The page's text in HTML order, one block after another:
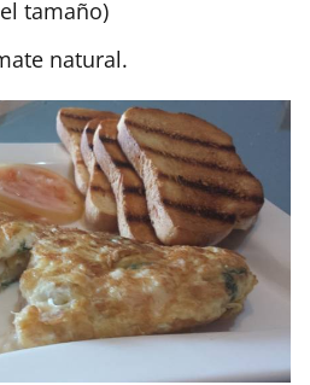
tamaño)
natural.